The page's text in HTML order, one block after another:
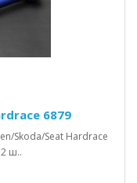
6879
Skoda/Seat Hardrace
ш..